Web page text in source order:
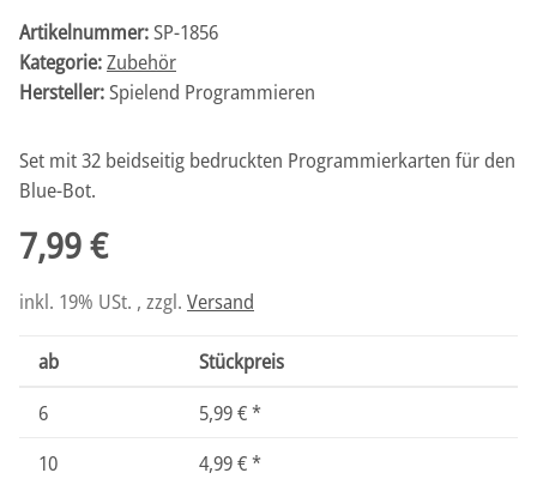
Artikelnummer:SP-1856
Kategorie:Zubehör
Hersteller:Spielend Programmieren
Set mit 32 beidseitig bedruckten Programmierkarten für den
Blue-Bot.
7,99 €
inkl. 19% USt. , zzgl. Versand
ab
Stückpreis
6
5,99 €*
10
4,99 €*